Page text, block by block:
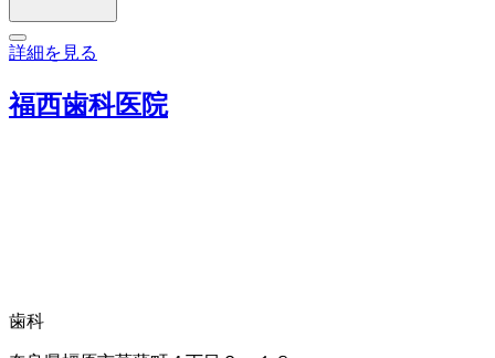
詳細を見る
福西歯科医院
歯科